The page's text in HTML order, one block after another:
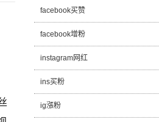
facebook买赞
facebook增粉
instagram网红
ins买粉
ig漲粉